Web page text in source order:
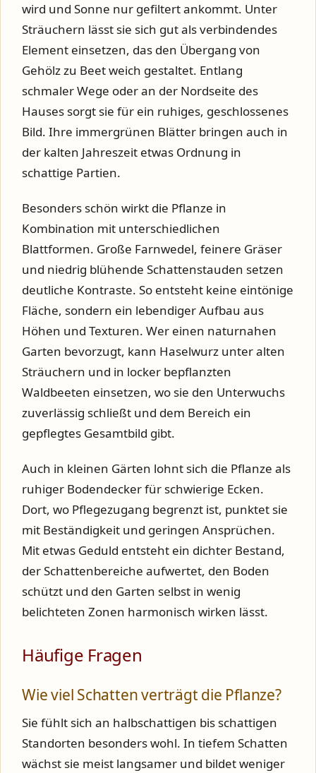
wird und Sonne nur gefiltert ankommt. Unter
Sträuchern lässt sie sich gut als verbindendes
Element einsetzen, das den Übergang von
Gehölz zu Beet weich gestaltet. Entlang
schmaler Wege oder an der Nordseite des
Hauses sorgt sie für ein ruhiges, geschlossenes
Bild. Ihre immergrünen Blätter bringen auch in
der kalten Jahreszeit etwas Ordnung in
schattige Partien.
Besonders schön wirkt die Pflanze in
Kombination mit unterschiedlichen
Blattformen. Große Farnwedel, feinere Gräser
und niedrig blühende Schattenstauden setzen
deutliche Kontraste. So entsteht keine eintönige
Fläche, sondern ein lebendiger Aufbau aus
Höhen und Texturen. Wer einen naturnahen
Garten bevorzugt, kann Haselwurz unter alten
Sträuchern und in locker bepflanzten
Waldbeeten einsetzen, wo sie den Unterwuchs
zuverlässig schließt und dem Bereich ein
gepflegtes Gesamtbild gibt.
Auch in kleinen Gärten lohnt sich die Pflanze als
ruhiger Bodendecker für schwierige Ecken.
Dort, wo Pflegezugang begrenzt ist, punktet sie
mit Beständigkeit und geringen Ansprüchen.
Mit etwas Geduld entsteht ein dichter Bestand,
der Schattenbereiche aufwertet, den Boden
schützt und den Garten selbst in wenig
belichteten Zonen harmonisch wirken lässt.
Häufige Fragen
Wie viel Schatten verträgt die Pflanze?
Sie fühlt sich an halbschattigen bis schattigen
Standorten besonders wohl. In tiefem Schatten
wächst sie meist langsamer und bildet weniger